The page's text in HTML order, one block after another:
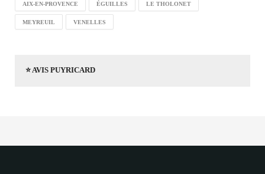
AIX-EN-PROVENCE ÉGUILLES LE THOLONET
MEYREUIL VENELLES
⭐ AVIS PUYRICARD